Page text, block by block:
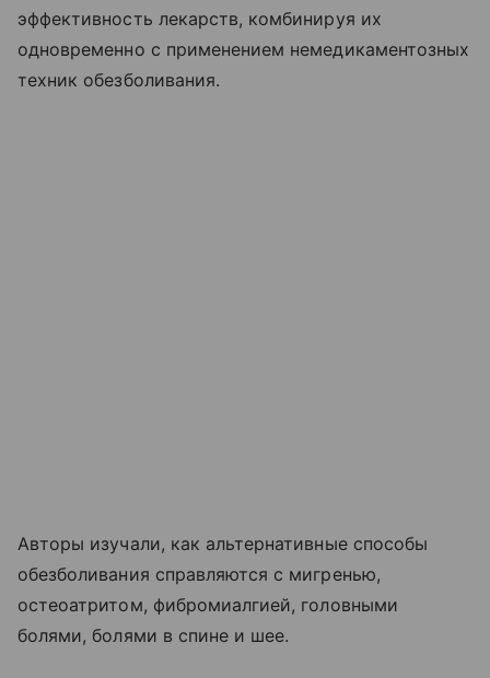
эффективность лекарств, комбинируя их
одновременно с применением немедикаментозных
техник обезболивания.
Авторы изучали, как альтернативные способы
обезболивания справляются с мигренью,
остеоатритом, фибромиалгией, головными
болями, болями в спине и шее.